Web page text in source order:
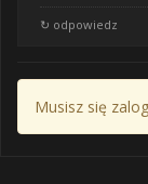
↻ odpowiedz
Musisz się